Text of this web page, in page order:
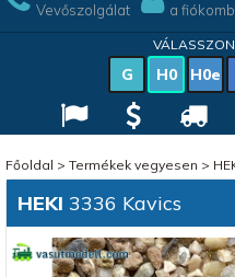
Vevőszolgálat
a
VÁLASSZON
G H0 H0e
Főoldal > Termékek vegyesen >
HEKI 3336 Kavics